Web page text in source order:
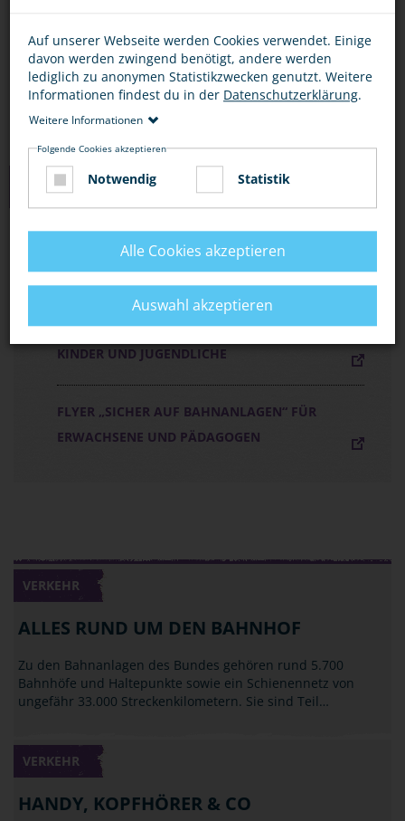
Wenn Gefahr droht, rufe die 110 oder nutze eine
Notrufsäule am Bahnhof.
MEDIEN ZUM THEMA
FLYER „MIT DER BAHN UNTERWEGS, ABER
SICHER!“
FLYER „SICHER AUF BAHNANLAGEN“ FÜR
KINDER UND JUGENDLICHE
FLYER „SICHER AUF BAHNANLAGEN“ FÜR
ERWACHSENE UND PÄDAGOGEN
VERKEHR
ALLES RUND UM DEN BAHNHOF
Zu den Bahnanlagen des Bundes gehören rund 5.700
Bahnhöfe und Haltepunkte sowie ein Schienennetz von
ungefähr 33.000 Streckenkilometern. Sie sind Teil…
VERKEHR
HANDY, KOPFHÖRER & CO
Auf unserer Webseite werden Cookies verwendet. Einige
davon werden zwingend benötigt, andere werden
lediglich zu anonymen Statistikzwecken genutzt. Weitere
Informationen findest du in der Datenschutzerklärung.
Weitere Informationen
Folgende Cookies akzeptieren
Notwendig Statistik
Alle Cookies akzeptieren
Auswahl akzeptieren